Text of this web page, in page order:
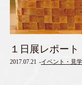
１日展レポート
2017.07.21 -イベント・見